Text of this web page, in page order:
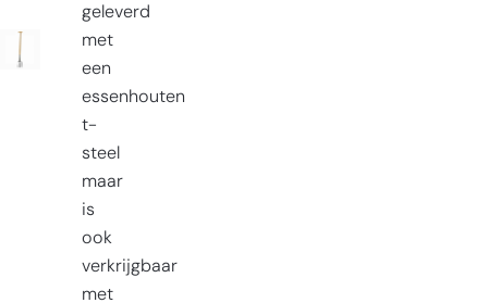
geleverd
met
een
essenhouten
t-
steel
maar
is
ook
verkrijgbaar
met